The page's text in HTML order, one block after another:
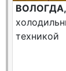
техникой